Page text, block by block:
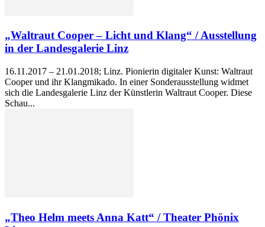
„Waltraut Cooper – Licht und Klang“ / Ausstellung
in der Landesgalerie Linz
16.11.2017 – 21.01.2018; Linz. Pionierin digitaler Kunst: Waltraut
Cooper und ihr Klangmikado. In einer Sonderausstellung widmet
sich die Landesgalerie Linz der Künstlerin Waltraut Cooper. Diese
Schau...
„Theo Helm meets Anna Katt“ / Theater Phönix